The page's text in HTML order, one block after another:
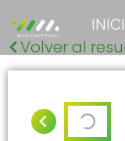
Volver al